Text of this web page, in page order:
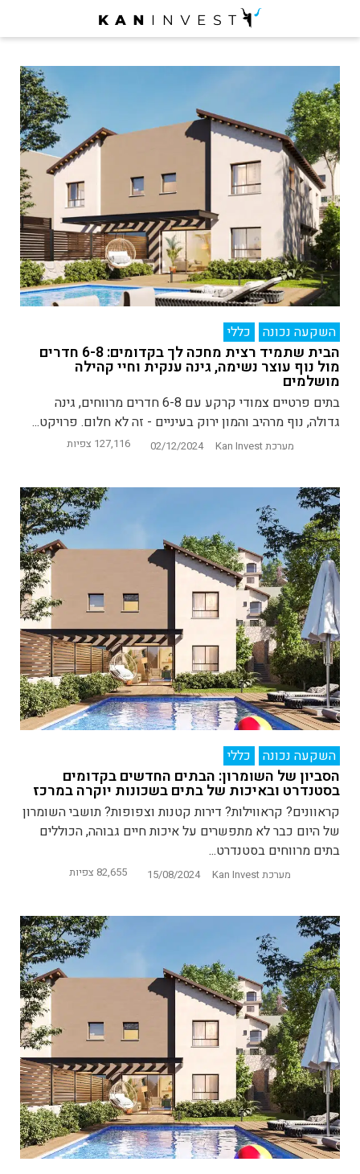
השקעה נכונה כללי
הבית שתמיד רצית מחכה לך בקדומים: 6-8 חדרים
מול נוף עוצר נשימה, גינה ענקית וחיי קהילה
מושלמים
בתים פרטיים צמודי קרקע עם 6-8 חדרים מרווחים, גינה
גדולה, נוף מרהיב והמון ירוק בעיניים - זה לא חלום. פרויקט...
מערכת Kan Invest 02/12/2024 127,116 צפיות
השקעה נכונה כללי
הסביון של השומרון: הבתים החדשים בקדומים
בסטנדרט ובאיכות של בתים בשכונות יוקרה במרכז
קראוונים? קראווילות? דירות קטנות וצפופות? תושבי השומרון
של היום כבר לא מתפשרים על איכות חיים גבוהה, הכוללים
בתים מרווחים בסטנדרט...
מערכת Kan Invest 15/08/2024 82,655 צפיות